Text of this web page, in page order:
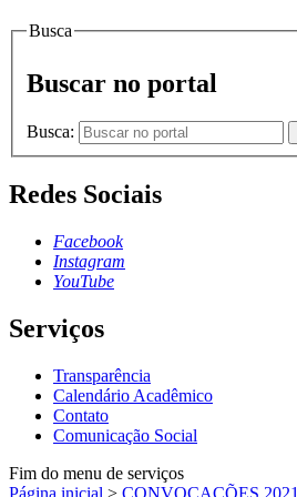
Busca
Buscar no portal
Busca:
Redes Sociais
Facebook
Instagram
YouTube
Serviços
Transparência
Calendário Acadêmico
Contato
Comunicação Social
Fim do menu de serviços
Página inicial > CONVOCAÇÕES 2021